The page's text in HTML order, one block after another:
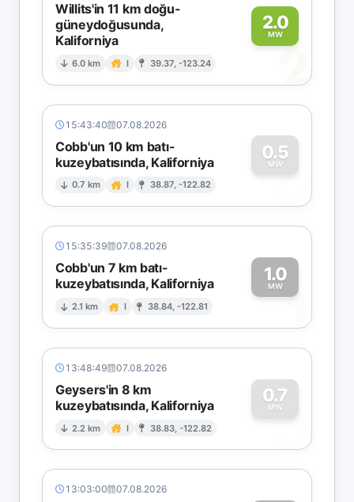
Willits'in 11 km doğu-
güneydoğusunda,
Kaliforniya
6.0 km I 39.37, -123.24
2.0
MW
2
15:43:40 07.08.2026
Cobb'un 10 km batı-
kuzeybatısında, Kaliforniya
0.7 km I 38.87, -122.82
0.5
MW
0
15:35:39 07.08.2026
Cobb'un 7 km batı-
kuzeybatısında, Kaliforniya
2.1 km I 38.84, -122.81
1.0
MW1
13:48:49 07.08.2026
Geysers'in 8 km
kuzeybatısında, Kaliforniya
2.2 km I 38.83, -122.82
0.7
MW
0
13:03:00 07.08.2026